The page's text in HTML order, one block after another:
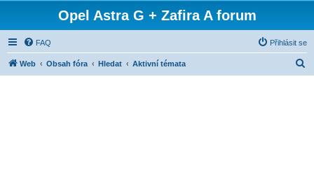
Opel Astra G + Zafira A forum
FAQ Přihlásit se
Web Obsah fóra Hledat Aktivní témata